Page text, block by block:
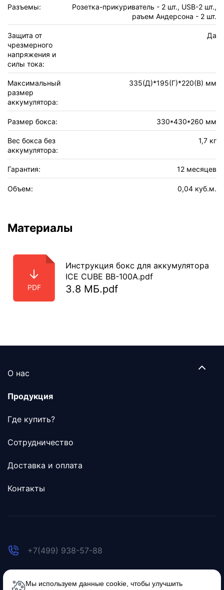
Разъемы:
Розетка-прикуриватель - 2 шт., USB-2 шт.,
раъем Андерсона - 2 шт.
Защита от
чрезмерного
напряжения и
силы тока:
Да
Максимальный
размер
аккумулятора:
335(Д)*195(Г)*220(В) мм
Размер бокса: 330*430*260 мм
Вес бокса без
аккумулятора:
1,7 кг
Гарантия: 12 месяцев
Объем: 0,04 куб.м.
Материалы
PDF
Инструкция бокс для аккумулятора
ICE CUBE BB-100A.pdf
3.8 МБ.pdf
О нас
Продукция
Где купить?
Сотрудничество
Доставка и оплата
Контакты
+7(499) 938-57-88
welcome@icecube.ru
Мы используем данные cookie, чтобы улучшить